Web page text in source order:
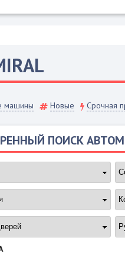
машины Новые Срочная
ПОИСК